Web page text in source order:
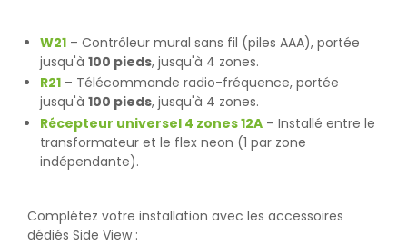
W21 – Contrôleur mural sans fil (piles AAA), portée
jusqu'à 100 pieds, jusqu'à 4 zones.
R21 – Télécommande radio-fréquence, portée
jusqu'à 100 pieds, jusqu'à 4 zones.
Récepteur universel 4 zones 12A – Installé entre le
transformateur et le flex neon (1 par zone
indépendante).
Complétez votre installation avec les accessoires
dédiés Side View :